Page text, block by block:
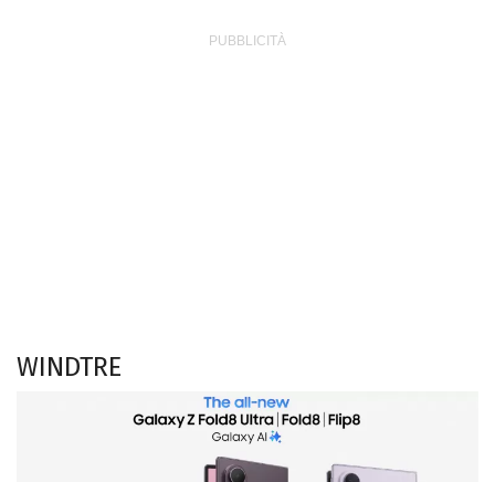
WINDTRE